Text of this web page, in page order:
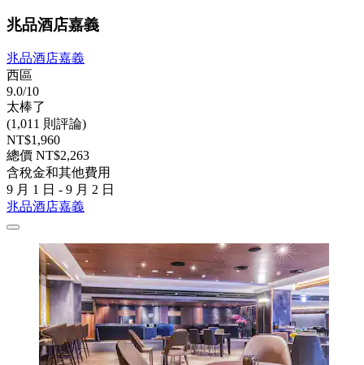
兆品酒店嘉義
兆品酒店嘉義
西區
9.0/10
太棒了
(1,011 則評論)
NT$1,960
總價 NT$2,263
含稅金和其他費用
9 月 1 日 - 9 月 2 日
兆品酒店嘉義